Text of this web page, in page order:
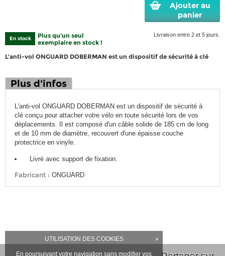
UTILISATION DES COOKIES ×
En poursuivant votre navigation sans modifier vos
Ajouter au
panier
En stock
Plus qu'un seul
exemplaire en stock !
Livraison entre 2 et 5 jours.
L'anti-vol ONGUARD DOBERMAN est un dispositif de sécurité à clé
Plus d'infos
L'anti-vol ONGUARD DOBERMAN est un dispositif de sécurité à
clé conçu pour attacher votre vélo en toute sécurité lors de vos
déplacements. Il est composé d'un câble solide de 185 cm de long
et de 10 mm de diamètre, recouvert d'une épaisse couche
protectrice en vinyle.
Livré avec support de fixation.
Fabricant : ONGUARD